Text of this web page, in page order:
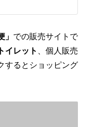
での販売サイトで
トイレット
、個人販売
するとショッピング